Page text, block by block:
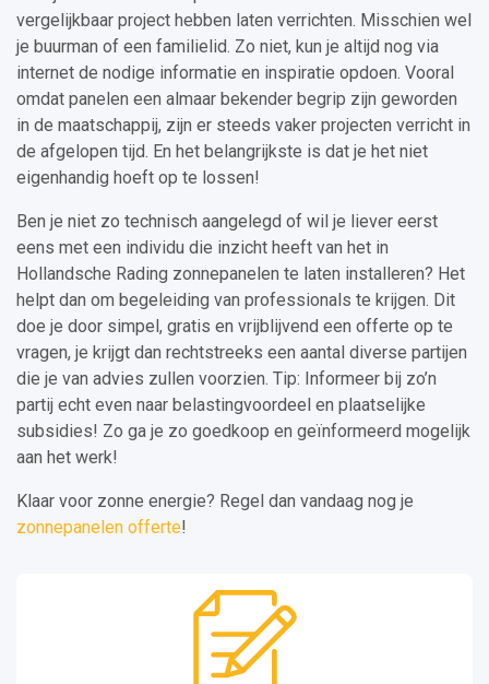
vergelijkbaar project hebben laten verrichten. Misschien wel
je buurman of een familielid. Zo niet, kun je altijd nog via
internet de nodige informatie en inspiratie opdoen. Vooral
omdat panelen een almaar bekender begrip zijn geworden
in de maatschappij, zijn er steeds vaker projecten verricht in
de afgelopen tijd. En het belangrijkste is dat je het niet
eigenhandig hoeft op te lossen!
Ben je niet zo technisch aangelegd of wil je liever eerst
eens met een individu die inzicht heeft van het in
Hollandsche Rading zonnepanelen te laten installeren? Het
helpt dan om begeleiding van professionals te krijgen. Dit
doe je door simpel, gratis en vrijblijvend een offerte op te
vragen, je krijgt dan rechtstreeks een aantal diverse partijen
die je van advies zullen voorzien. Tip: Informeer bij zo’n
partij echt even naar belastingvoordeel en plaatselijke
subsidies! Zo ga je zo goedkoop en geïnformeerd mogelijk
aan het werk!
Klaar voor zonne energie? Regel dan vandaag nog je
zonnepanelen offerte!